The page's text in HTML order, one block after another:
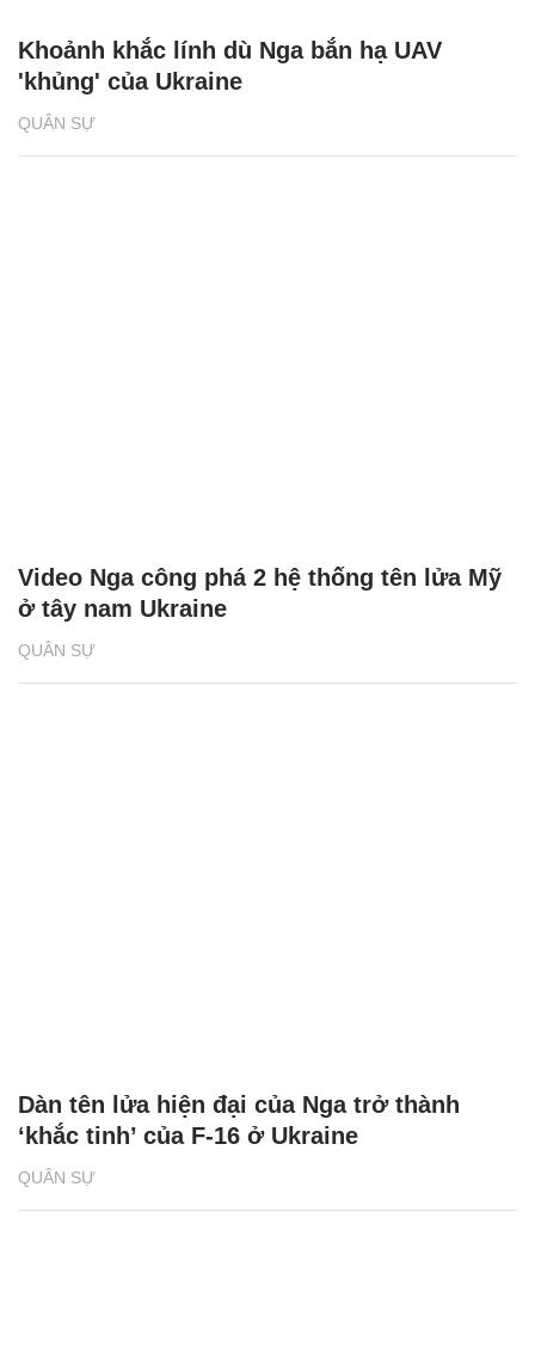
QUÂN SỰ
Khoảnh khắc lính dù Nga bắn hạ UAV
'khủng' của Ukraine
QUÂN SỰ
Video Nga công phá 2 hệ thống tên lửa Mỹ
ở tây nam Ukraine
QUÂN SỰ
Dàn tên lửa hiện đại của Nga trở thành
‘khắc tinh’ của F-16 ở Ukraine